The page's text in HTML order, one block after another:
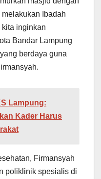
Ibadah
kita inginkan
Bandar Lampung
berdaya guna
Lampung:
Kader Harus
Firmansyah
poliklinik spesialis di